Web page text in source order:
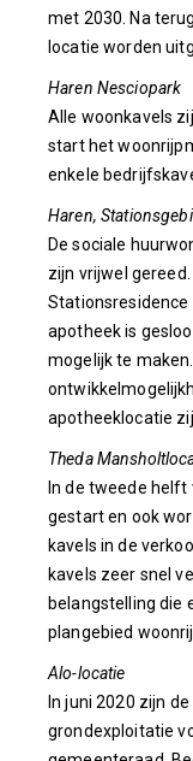
met 2030. Na
locatie worden
Haren Nesciopark
Alle woonkavels
start het
enkele
Haren,
De sociale
zijn vrijwel
Stationsresidence
apotheek is
mogelijk te
apotheeklocatie
Theda
In de tweede
gestart en ook
kavels in de
kavels zeer snel
belangstelling die
plangebied
Alo-locatie
In juni 2020 zijn
grondexploitatie